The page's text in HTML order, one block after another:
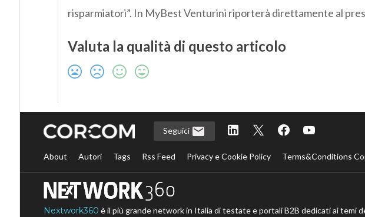
risparmiatori”. In MyBest Venturini riporterà direttamente al
Valuta la qualità di questo articolo
Seguici
About Autori Tags Rss Feed Privacy e Cookie Policy Terms&Conditions
Nextwork360 è il più grande network in Italia di testate e portali B2B dedicati ai temi